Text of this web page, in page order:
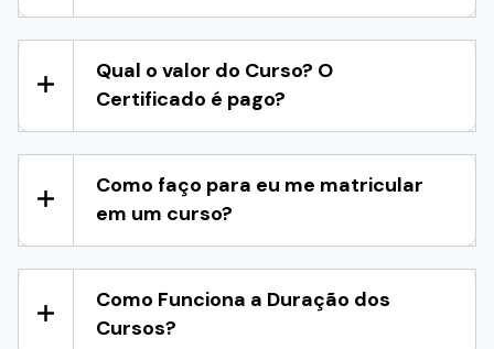
Qual o valor do Curso? O
Certificado é pago?
Como faço para eu me matricular
em um curso?
Como Funciona a Duração dos
Cursos?